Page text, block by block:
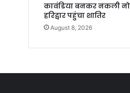
कावंडिया बनकर नकली
हरिद्वार पहुंचा शातिर
August 8, 2026